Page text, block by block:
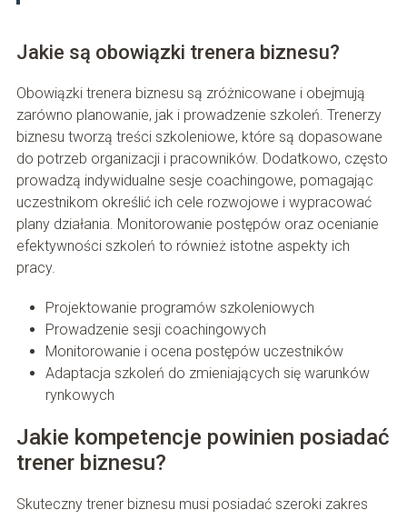
Jakie są obowiązki trenera biznesu?
Obowiązki trenera biznesu są zróżnicowane i obejmują
zarówno planowanie, jak i prowadzenie szkoleń. Trenerzy
biznesu tworzą treści szkoleniowe, które są dopasowane
do potrzeb organizacji i pracowników. Dodatkowo, często
prowadzą indywidualne sesje coachingowe, pomagając
uczestnikom określić ich cele rozwojowe i wypracować
plany działania. Monitorowanie postępów oraz ocenianie
efektywności szkoleń to również istotne aspekty ich
pracy.
Projektowanie programów szkoleniowych
Prowadzenie sesji coachingowych
Monitorowanie i ocena postępów uczestników
Adaptacja szkoleń do zmieniających się warunków
rynkowych
Jakie kompetencje powinien posiadać
trener biznesu?
Skuteczny trener biznesu musi posiadać szeroki zakres